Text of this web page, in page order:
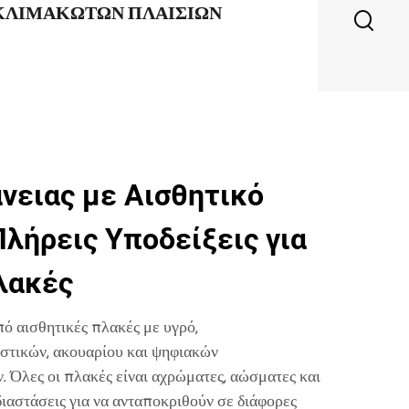
ΠΛΑΙΣΊΩΝ
με Αισθητικό
Υποδείξεις για
αισθητικές πλακές με υγρό,
ακουαρίου και ψηφιακών
οι πλακές είναι αχρώματες, αώσματες και
για να ανταποκριθούν σε διάφορες